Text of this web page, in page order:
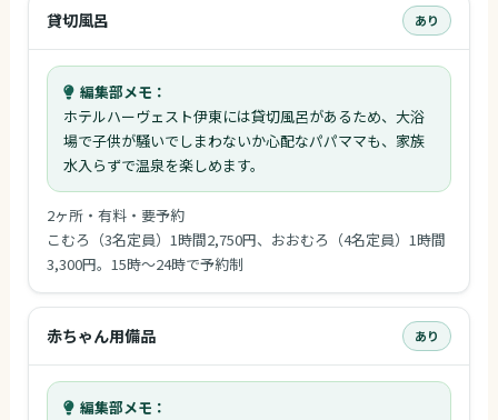
貸切風呂 あり
編集部メモ：
ホテルハーヴェスト伊東には貸切風呂があるため、大浴
場で子供が騒いでしまわないか心配なパパママも、家族
水入らずで温泉を楽しめます。
2ヶ所・有料・要予約
こむろ（3名定員）1時間2,750円、おおむろ（4名定員）1時間
3,300円。15時～24時で予約制
赤ちゃん用備品 あり
編集部メモ：